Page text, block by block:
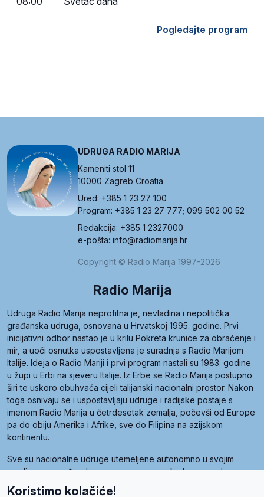
Pogledajte program
UDRUGA RADIO MARIJA
Kameniti stol 11
10000 Zagreb Croatia
Ured: +385 1 23 27 100
Program: +385 1 23 27 777; 099 502 00 52
Redakcija: +385 1 2327000
e-pošta: info@radiomarija.hr
Copyright © Radio Marija 1997-2026
Radio Marija
Udruga Radio Marija neprofitna je, nevladina i nepolitička
građanska udruga, osnovana u Hrvatskoj 1995. godine. Prvi
inicijativni odbor nastao je u krilu Pokreta krunice za obraćenje i
mir, a uoči osnutka uspostavljena je suradnja s Radio Marijom
Italije. Ideja o Radio Mariji i prvi program nastali su 1983. godine
u župi u Erbi na sjeveru Italije. Iz Erbe se Radio Marija postupno
širi te uskoro obuhvaća cijeli talijanski nacionalni prostor. Nakon
toga osnivaju se i uspostavljaju udruge i radijske postaje s
imenom Radio Marija u četrdesetak zemalja, počevši od Europe
pa do obiju Amerika i Afrike, sve do Filipina na azijskom
kontinentu.
Sve su nacionalne udruge utemeljene autonomno u svojim
zemljama, a međusobna su povezane preko krovne udruge
pod nazivom Svjetska obitelj Radio Marije (World Family of
Koristimo kolačiće!